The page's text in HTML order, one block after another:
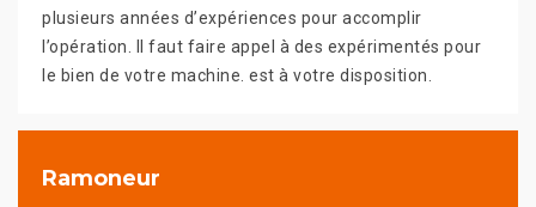
plusieurs années d’expériences pour accomplir
l’opération. Il faut faire appel à des expérimentés pour
le bien de votre machine. est à votre disposition.
Ramoneur